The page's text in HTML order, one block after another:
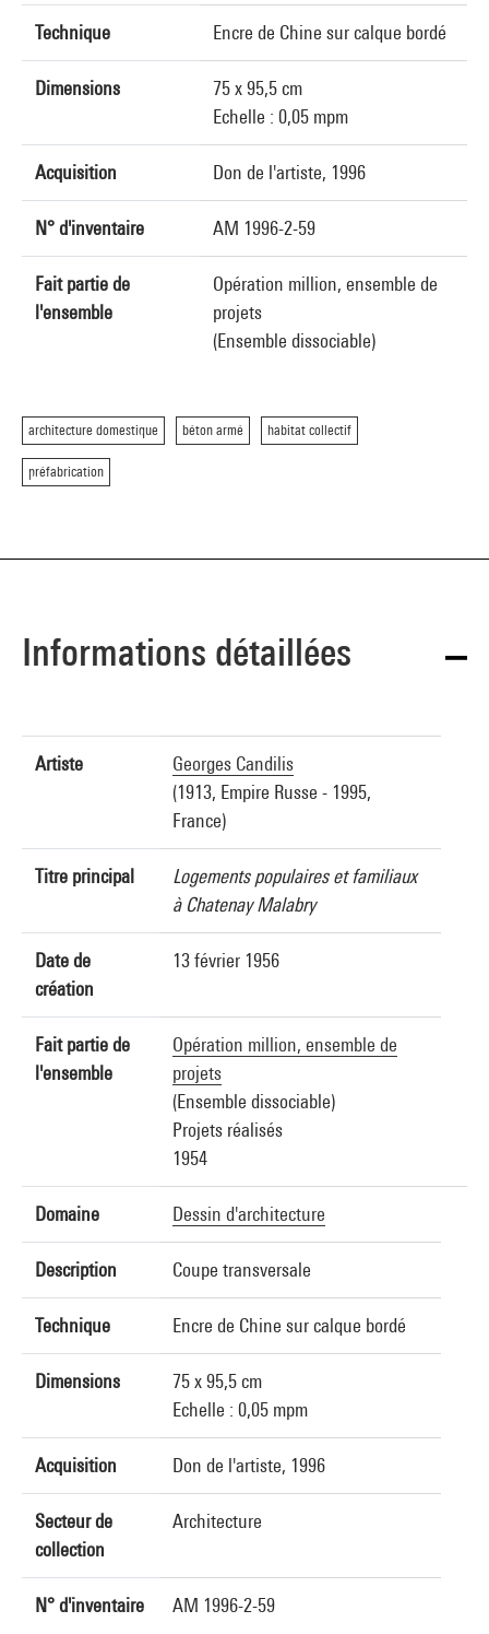
Technique Encre de Chine sur calque bordé
Dimensions
75 x 95,5 cm
Echelle : 0,05 mpm
Acquisition Don de l'artiste, 1996
N° d'inventaire AM 1996-2-59
Fait partie de
l'ensemble
Opération million, ensemble de
projets
(Ensemble dissociable)
architecture domestique béton armé habitat collectif
préfabrication
Informations détaillées
Artiste
Georges Candilis
(1913, Empire Russe - 1995,
France)
Titre principal
Logements populaires et familiaux
à Chatenay Malabry
Date de
création
13 février 1956
Fait partie de
l'ensemble
Opération million, ensemble de
projets
(Ensemble dissociable)
Projets réalisés
1954
Domaine Dessin d'architecture
Description Coupe transversale
Technique Encre de Chine sur calque bordé
Dimensions
75 x 95,5 cm
Echelle : 0,05 mpm
Acquisition Don de l'artiste, 1996
Secteur de
collection
Architecture
N° d'inventaire AM 1996-2-59